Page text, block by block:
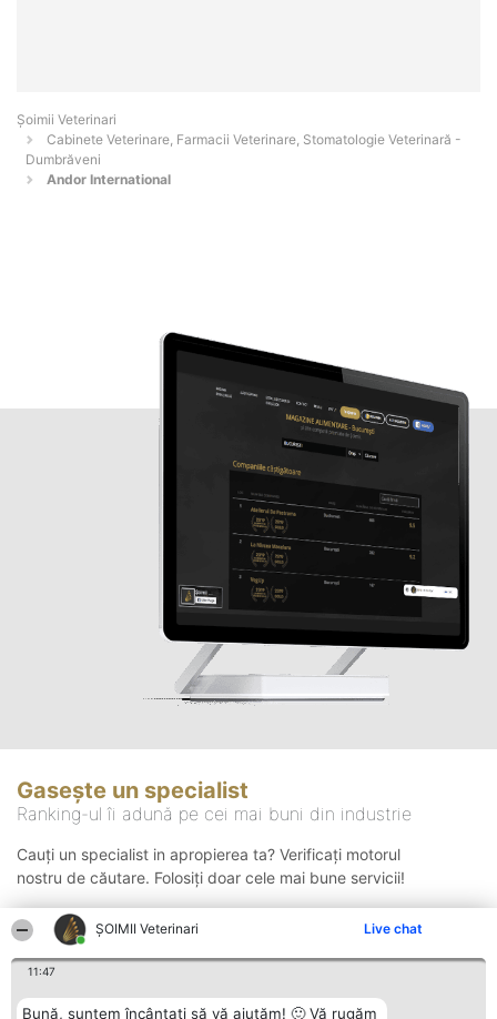
ȘOIMII Veterinari Live chat
11:47
Bună, suntem încântați să vă ajutăm! 🙂 Vă rugăm
Șoimii Veterinari
Cabinete Veterinare, Farmacii Veterinare, Stomatologie Veterinară -
Dumbrăveni
Andor International
Gasește un specialist
Ranking-ul îi adună pe cei mai buni din industrie
Cauți un specialist in apropierea ta? Verificați motorul
nostru de căutare. Folosiți doar cele mai bune servicii!